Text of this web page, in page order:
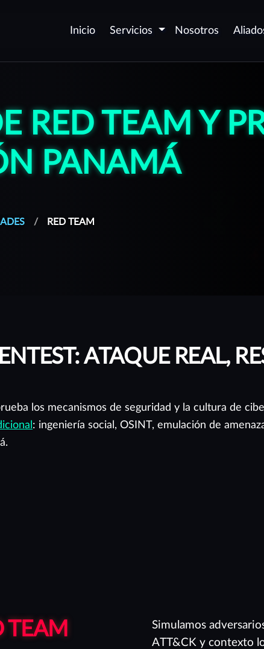
Inicio Servicios
Certificación de
aplicaciones Web y Móvil
Automatización de
seguridad DevSecOps
Nosotros
RED TEAM Y
PANAMÁ
RED TEAM
ATAQUE REAL,
los mecanismos de seguridad y la cultura de
: ingeniería social, OSINT, emulación de
TEAM
Simulamos
ATT&CK y contexto